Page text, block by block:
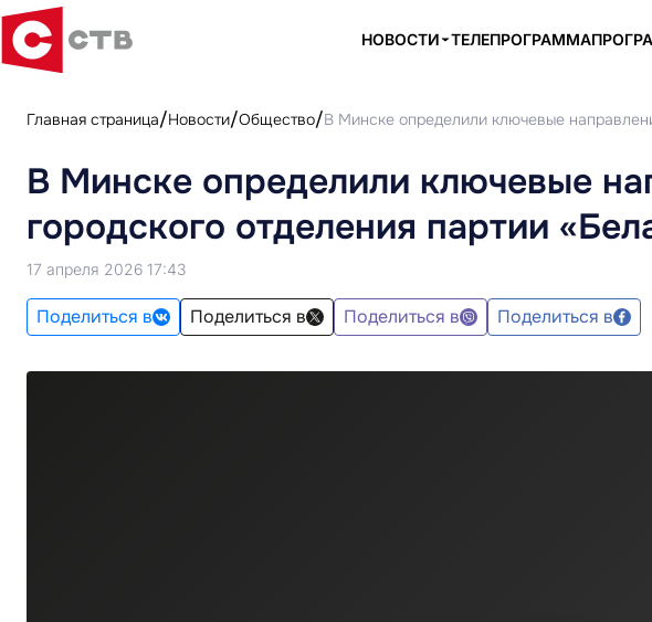
НОВОСТИ ТЕЛЕПРОГРАММА
Главная страница Новости Общество В Минске определили ключевые
В Минске определили ключевые
городского отделения партии
17 апреля 2026 17:43
Поделиться в Поделиться в Поделиться в Поделиться в